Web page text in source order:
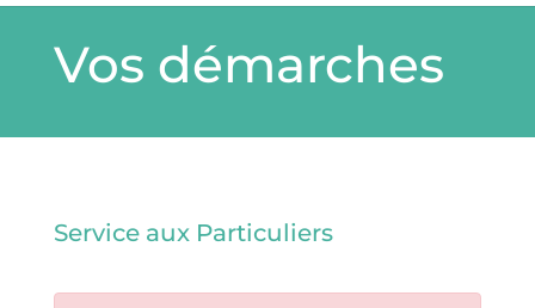
Vos démarches
Service aux Particuliers